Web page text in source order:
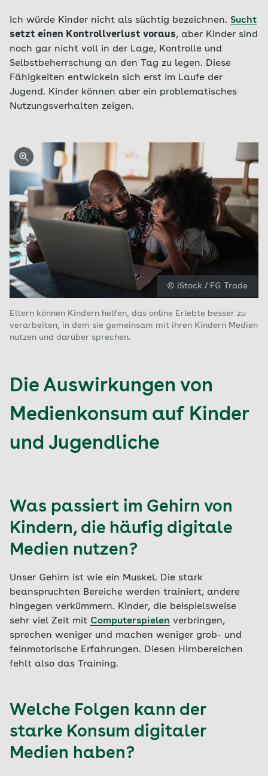
Ich würde Kinder nicht als süchtig bezeichnen. Sucht
setzt einen Kontrollverlust voraus, aber Kinder sind
noch gar nicht voll in der Lage, Kontrolle und
Selbstbeherrschung an den Tag zu legen. Diese
Fähigkeiten entwickeln sich erst im Laufe der
Jugend. Kinder können aber ein problematisches
Nutzungsverhalten zeigen.
© iStock / FG Trade
Eltern können Kindern helfen, das online Erlebte besser zu
verarbeiten, in dem sie gemeinsam mit ihren Kindern Medien
nutzen und darüber sprechen.
Die Auswirkungen von
Medienkonsum auf Kinder
und Jugendliche
Was passiert im Gehirn von
Kindern, die häufig digitale
Medien nutzen?
Unser Gehirn ist wie ein Muskel. Die stark
beanspruchten Bereiche werden trainiert, andere
hingegen verkümmern. Kinder, die beispielsweise
sehr viel Zeit mit Computerspielen verbringen,
sprechen weniger und machen weniger grob- und
feinmotorische Erfahrungen. Diesen Hirnbereichen
fehlt also das Training.
Welche Folgen kann der
starke Konsum digitaler
Medien haben?